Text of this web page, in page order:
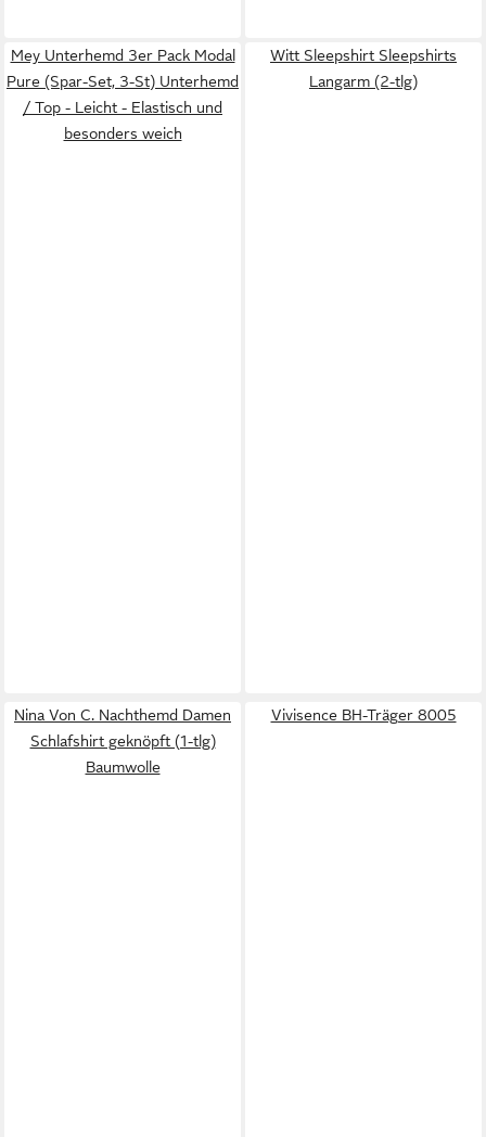
Mey Unterhemd 3er Pack Modal
Pure (Spar-Set, 3-St) Unterhemd
/ Top - Leicht - Elastisch und
besonders weich
Witt Sleepshirt Sleepshirts
Langarm (2-tlg)
Nina Von C. Nachthemd Damen
Schlafshirt geknöpft (1-tlg)
Baumwolle
Vivisence BH-Träger 8005